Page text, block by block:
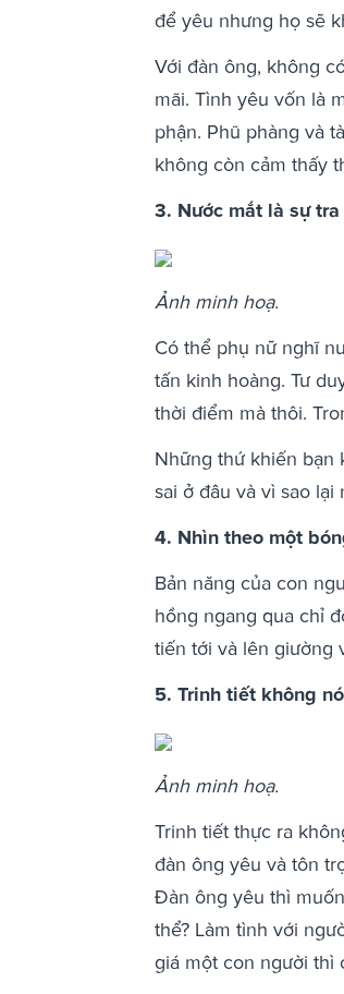
để yêu nhưng họ sẽ
Với đàn ông, không
mãi. Tình yêu vốn là
phận. Phũ phàng và
không còn cảm thấy
3. Nước mắt là sự
Ảnh minh hoạ.
Có thể phụ nữ nghĩ
tấn kinh hoàng. Tư
thời điểm mà thôi.
Những thứ khiến bạn
sai ở đâu và vì sao
4. Nhìn theo một
Bản năng của con
hồng ngang qua chỉ
tiến tới và lên giường
5. Trinh tiết không
Ảnh minh hoạ.
Trinh tiết thực ra
đàn ông yêu và tôn
Đàn ông yêu thì
thể? Làm tình với
giá một con người thì